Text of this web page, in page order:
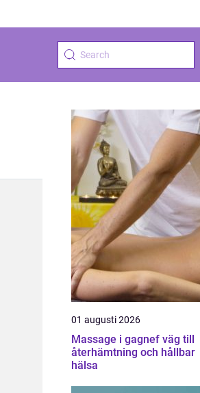
01 augusti 2026
Massage i gagnef väg till
återhämtning och hållbar
hälsa